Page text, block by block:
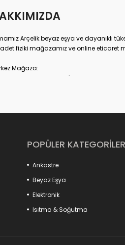
Arçelik beyaz eşya ve dayanıklı
fiziki mağazamız ve online eticaret
Mağaza:
Cad. No: 10 Fatih-İstanbul
of İstanbul AVM Mağaza:
: 0535 361 97 03
gelişmelerin ışığında ülkemiz
doğrultusunda; kaliteyi ve iş
onlara ulaştırmayı
POPÜLER KATEGORİLER
Ankastre
Beyaz Eşya
Elektronik
Isıtma & Soğutma